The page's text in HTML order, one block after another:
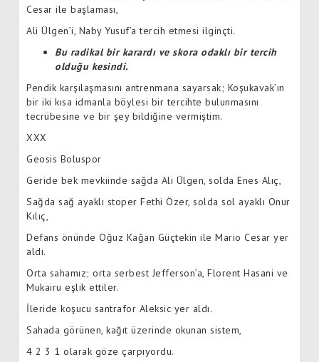
Cesar ile başlaması,
Ali Ülgen’i, Naby Yusuf’a tercih etmesi ilginçti.
Bu radikal bir karardı ve skora odaklı bir tercih
olduğu kesindi.
Pendik karşılaşmasını antrenmana sayarsak; Koşukavak’ın
bir iki kısa idmanla böylesi bir tercihte bulunmasını
tecrübesine ve bir şey bildiğine vermiştim.
XXX
Geosis Boluspor
Geride bek mevkiinde sağda Ali Ülgen, solda Enes Alıç,
Sağda sağ ayaklı stoper Fethi Özer, solda sol ayaklı Onur
Kılıç,
Defans önünde Oğuz Kağan Güçtekin ile Mario Cesar yer
aldı.
Orta sahamız; orta serbest Jefferson’a, Florent Hasani ve
Mukairu eşlik ettiler.
İleride koşucu santrafor Aleksic yer aldı.
Sahada görünen, kağıt üzerinde okunan sistem,
4 2 3 1 olarak göze çarpıyordu.